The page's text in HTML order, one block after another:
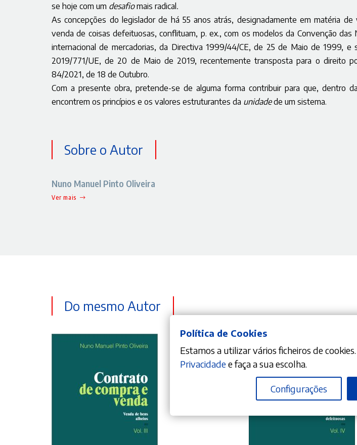
se hoje com um desafiomais radical.
As concepções do legislador de há 55 anos atrás, designadamente em matéria
venda de coisas defeituosas, conflituam, p. ex., com os modelos da Convenção das
internacional de mercadorias, da Directiva 1999/44/CE, de 25 de Maio de 1999, e
2019/771/UE, de 20 de Maio de 2019, recentemente transposta para o direito
84/2021, de 18 de Outubro.
Com a presente obra, pretende-se de alguma forma contribuir para que, dentro da
encontrem os princípios e os valores estruturantes da unidadede um sistema.
Sobre o Autor
Nuno Manuel Pinto Oliveira
Ver mais
Do mesmo Autor
Política de Cookies
Estamos a utilizar vários ficheiros de
Privacidadee faça a sua escolha.
Configurações